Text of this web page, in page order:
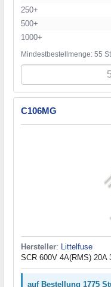
250+
500+
1000+
Mindestbestellmenge: 55
C106MG
Hersteller: Littelfuse
SCR 600V 4A(RMS) 20A
auf Bestellung 1775